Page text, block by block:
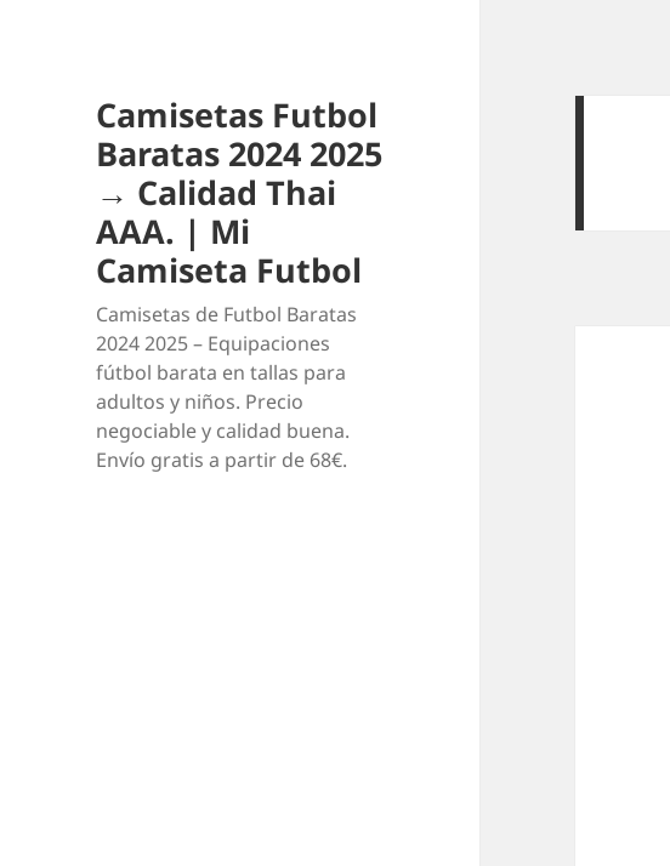
Camisetas Futbol
Baratas 2024 2025
→ Calidad Thai
AAA. | Mi
Camiseta Futbol
Camisetas de Futbol Baratas
2024 2025 – Equipaciones
fútbol barata en tallas para
adultos y niños. Precio
negociable y calidad buena.
Envío gratis a partir de 68€.